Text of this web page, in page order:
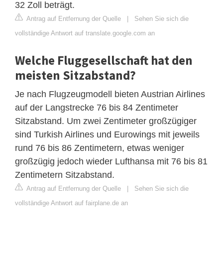
32 Zoll beträgt.
Antrag auf Entfernung der Quelle | Sehen Sie sich die
vollständige Antwort auf translate.google.com an
Welche Fluggesellschaft hat den
meisten Sitzabstand?
Je nach Flugzeugmodell bieten Austrian Airlines
auf der Langstrecke 76 bis 84 Zentimeter
Sitzabstand. Um zwei Zentimeter großzügiger
sind Turkish Airlines und Eurowings mit jeweils
rund 76 bis 86 Zentimetern, etwas weniger
großzügig jedoch wieder Lufthansa mit 76 bis 81
Zentimetern Sitzabstand.
Antrag auf Entfernung der Quelle | Sehen Sie sich die
vollständige Antwort auf fairplane.de an